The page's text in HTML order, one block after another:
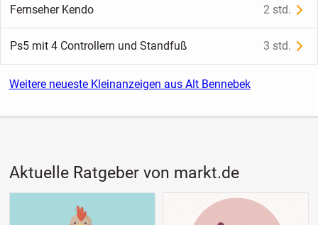
Fernseher Kendo 2 std.
Ps5 mit 4 Controllern und Standfuß 3 std.
Weitere neueste Kleinanzeigen aus Alt Bennebek
Aktuelle Ratgeber von markt.de